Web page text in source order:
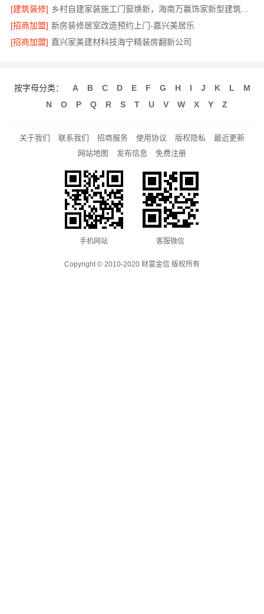
[建筑装修]
乡村自建家装施工门窗焕新，海南万赢饰家新型建筑材料有限公司
[招商加盟] 新房装修居室改造预约上门-嘉兴美居乐
[招商加盟] 嘉兴家美建材科技海宁精装房翻新公司
按字母分类： A B C D E F G H I J K L
M
N
O P Q R S T U V W X Y Z
关于我们 联系我们 招商服务 使用协议 版权隐私
最近更新
网站地图
发布信息 免费注册
手机网站 客服微信
Copyright © 2010-2020 财富金信 版权所有